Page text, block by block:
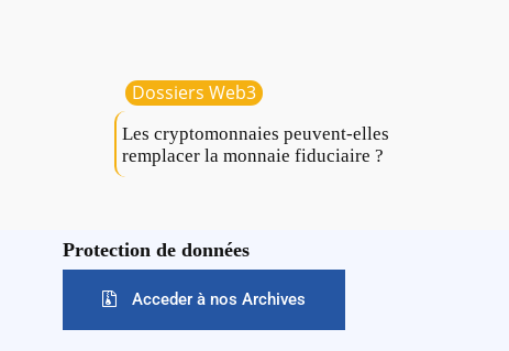
Dossiers Web3
Les cryptomonnaies peuvent-elles
remplacer la monnaie fiduciaire ?
Protection de données
Acceder à nos Archives